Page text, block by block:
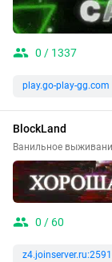
0 / 1337
play.go-play-gg.com
BlockLand
Ванильное
0 / 60